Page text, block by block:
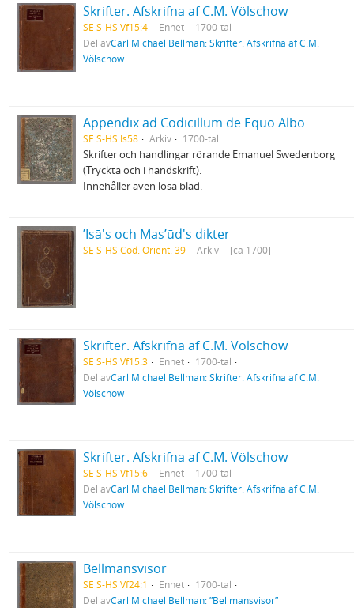
Skrifter. Afskrifna af C.M. Völschow
SE S-HS Vf15:4 Enhet
1700-tal
Del avCarl Michael Bellman: Skrifter. Afskrifna af C.M.
Völschow
Appendix ad Codicillum de Equo Albo
SE S-HS Is58 Arkiv 1700-tal
Skrifter och handlingar rörande Emanuel Swedenborg
(Tryckta och i handskrift).
Innehåller även lösa blad.
ʼĪsā's och Masʼūd's dikter
SE S-HS Cod. Orient. 39 Arkiv [ca 1700]
Skrifter. Afskrifna af C.M. Völschow
SE S-HS Vf15:3 Enhet
1700-tal
Del avCarl Michael Bellman: Skrifter. Afskrifna af C.M.
Völschow
Skrifter. Afskrifna af C.M. Völschow
SE S-HS Vf15:6 Enhet
1700-tal
Del avCarl Michael Bellman: Skrifter. Afskrifna af C.M.
Völschow
Bellmansvisor
SE S-HS Vf24:1 Enhet
1700-tal
Del avCarl Michael Bellman: ”Bellmansvisor”